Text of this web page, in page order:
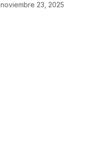
noviembre 23, 2025